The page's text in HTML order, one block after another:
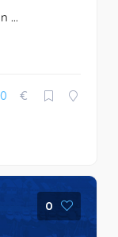
...
€
0